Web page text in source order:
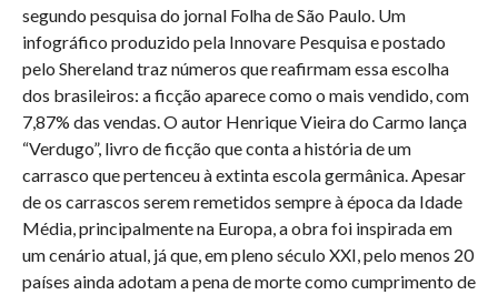
segundo pesquisa do jornal Folha de São Paulo. Um
infográfico produzido pela Innovare Pesquisa e postado
pelo Shereland traz números que reafirmam essa escolha
dos brasileiros: a ficção aparece como o mais vendido, com
7,87% das vendas. O autor Henrique Vieira do Carmo lança
“Verdugo”, livro de ficção que conta a história de um
carrasco que pertenceu à extinta escola germânica. Apesar
de os carrascos serem remetidos sempre à época da Idade
Média, principalmente na Europa, a obra foi inspirada em
um cenário atual, já que, em pleno século XXI, pelo menos 20
países ainda adotam a pena de morte como cumprimento de